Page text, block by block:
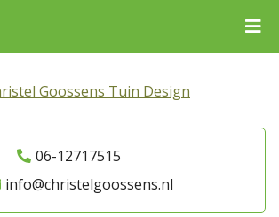
06-12717515
info@christelgoossens.nl